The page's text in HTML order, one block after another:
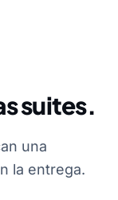
suites.
una
la entrega.